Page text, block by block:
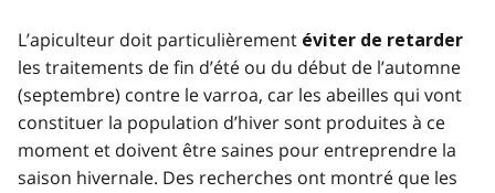
L’apiculteur doit particulièrement éviter de retarder
les traitements de fin d’été ou du début de l’automne
(septembre) contre le varroa, car les abeilles qui vont
constituer la population d’hiver sont produites à ce
moment et doivent être saines pour entreprendre la
saison hivernale. Des recherches ont montré que les